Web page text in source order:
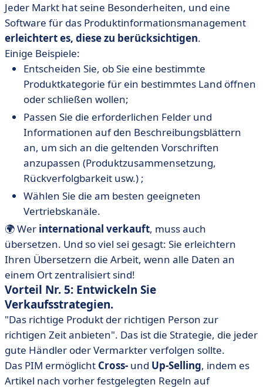
Jeder Markt hat seine Besonderheiten, und eine
Software für das Produktinformationsmanagement
erleichtert es, diese zu berücksichtigen.
Einige Beispiele:
Entscheiden Sie, ob Sie eine bestimmte
Produktkategorie für ein bestimmtes Land öffnen
oder schließen wollen;
Passen Sie die erforderlichen Felder und
Informationen auf den Beschreibungsblättern
an, um sich an die geltenden Vorschriften
anzupassen (Produktzusammensetzung,
Rückverfolgbarkeit usw.) ;
Wählen Sie die am besten geeigneten
Vertriebskanäle.
🌍 Wer international verkauft, muss auch
übersetzen. Und so viel sei gesagt: Sie erleichtern
Ihren Übersetzern die Arbeit, wenn alle Daten an
einem Ort zentralisiert sind!
Vorteil Nr. 5: Entwickeln Sie
Verkaufsstrategien.
"Das richtige Produkt der richtigen Person zur
richtigen Zeit anbieten". Das ist die Strategie, die jeder
gute Händler oder Vermarkter verfolgen sollte.
Das PIM ermöglicht Cross- und Up-Selling, indem es
Artikel nach vorher festgelegten Regeln auf